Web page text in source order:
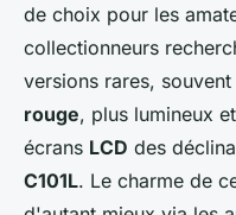
de choix pour les
collectionneurs
versions rares,
rouge, plus lumineux
écrans LCD des
C101L. Le charme de